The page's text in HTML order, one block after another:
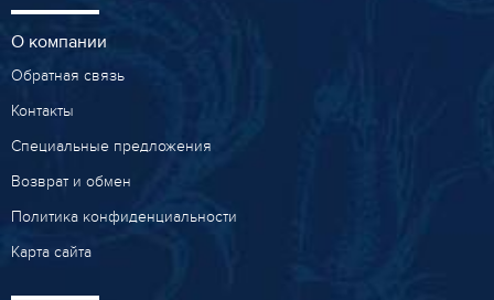
О компании
Обратная связь
Контакты
Специальные предложения
Возврат и обмен
Политика конфиденциальности
Карта сайта